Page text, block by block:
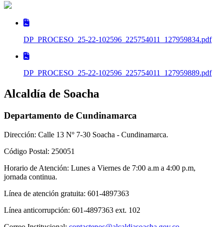
DP_PROCESO_25-22-102596_225754011_127959834.pdf
DP_PROCESO_25-22-102596_225754011_127959889.pdf
Alcaldía de Soacha
Departamento de Cundinamarca
Dirección: Calle 13 Nº 7-30 Soacha - Cundinamarca.
Código Postal: 250051
Horario de Atención: Lunes a Viernes de 7:00 a.m a 4:00 p.m,
jornada continua.
Línea de atención gratuita: 601-4897363
Línea anticorrupción: 601-4897363 ext. 102